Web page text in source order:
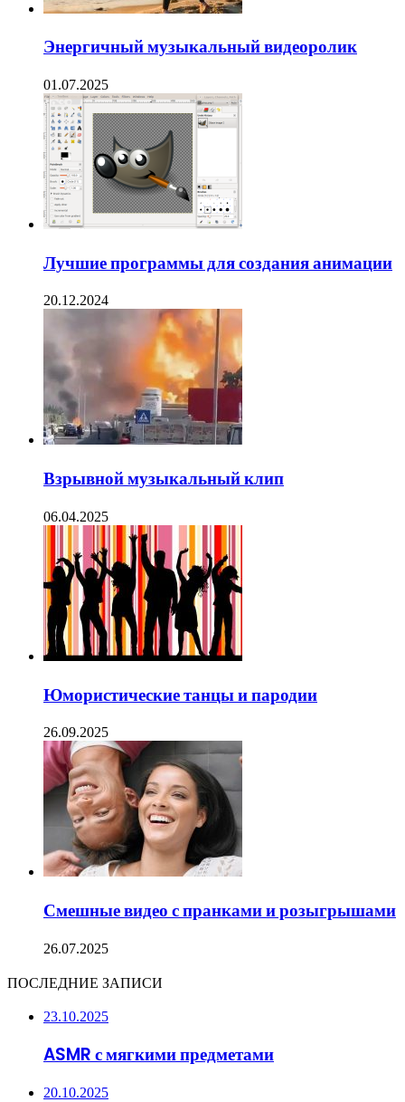
Энергичный музыкальный видеоролик
01.07.2025
Лучшие программы для создания анимации
20.12.2024
Взрывной музыкальный клип
06.04.2025
Юмористические танцы и пародии
26.09.2025
Смешные видео с пранками и розыгрышами
26.07.2025
ПОСЛЕДНИЕ ЗАПИСИ
23.10.2025
ASMR с мягкими предметами
20.10.2025